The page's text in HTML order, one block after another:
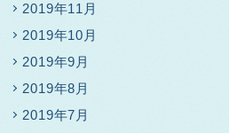
2019年11月
2019年10月
2019年9月
2019年8月
2019年7月